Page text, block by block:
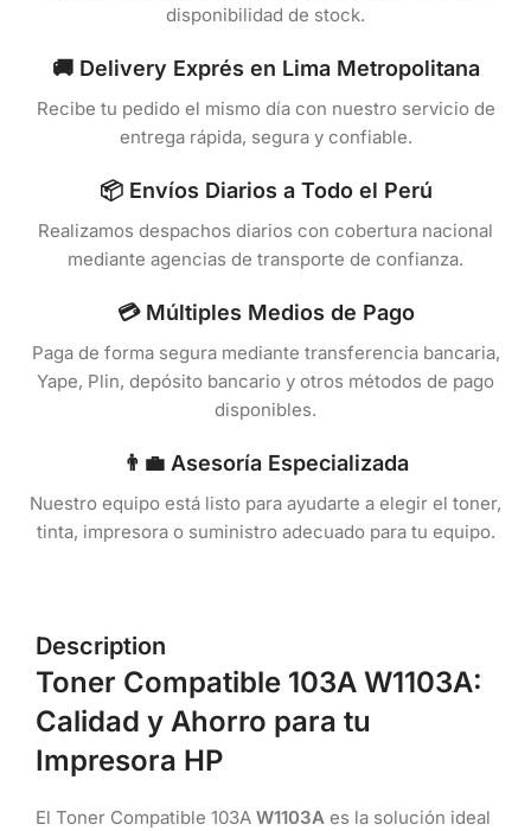
disponibilidad de stock.
🚚 Delivery Exprés en Lima Metropolitana
Recibe tu pedido el mismo día con nuestro servicio de
entrega rápida, segura y confiable.
📦 Envíos Diarios a Todo el Perú
Realizamos despachos diarios con cobertura nacional
mediante agencias de transporte de confianza.
💳 Múltiples Medios de Pago
Paga de forma segura mediante transferencia bancaria,
Yape, Plin, depósito bancario y otros métodos de pago
disponibles.
👨‍💼 Asesoría Especializada
Nuestro equipo está listo para ayudarte a elegir el toner,
tinta, impresora o suministro adecuado para tu equipo.
Description
Toner Compatible 103A W1103A:
Calidad y Ahorro para tu
Impresora HP
El Toner Compatible 103A W1103A es la solución ideal